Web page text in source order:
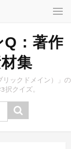
：著作
集
ックドメイン）」の
クイズ。